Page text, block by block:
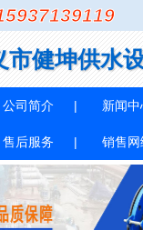
市健坤供水
公司简介 新闻中
售后服务 销售网